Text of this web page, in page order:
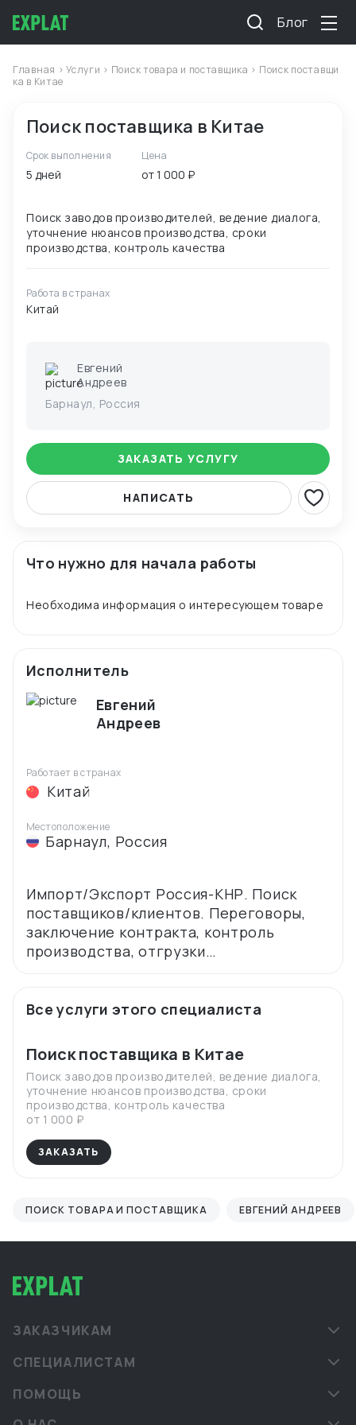
Блог
Главная >Услуги > Поиск товара и поставщика > Поиск поставщи
ка в Китае
Поиск поставщика в Китае
Срок выполнения
5 дней
Цена
от 1 000 ₽
Поиск заводов производителей, ведение диалога,
уточнение нюансов производства, сроки
Работа в странах
Китай
Евгений
Андреев
Барнаул, Россия
ЗАКАЗАТЬ УСЛУГУ
НАПИСАТЬ
Что нужно для начала работы
Исполнитель
Евгений
Андреев
Работает в странах
Китай
Местоположение
Барнаул, Россия
Импорт/Экспорт Россия-КНР. Поиск
поставщиков/клиентов. Переговоры,
заключение контракта, контроль
Все услуги этого специалиста
Поиск поставщика в Китае
Поиск заводов производителей, ведение диалога,
уточнение нюансов производства, сроки
производства, контроль качества
от 1 000 ₽
ЗАКАЗАТЬ
ПОИСК ТОВАРА И ПОСТАВЩИКА ЕВГЕНИЙ АНДРЕЕВ
ЗАКАЗЧИКАМ
СПЕЦИАЛИСТАМ
ПОМОЩЬ